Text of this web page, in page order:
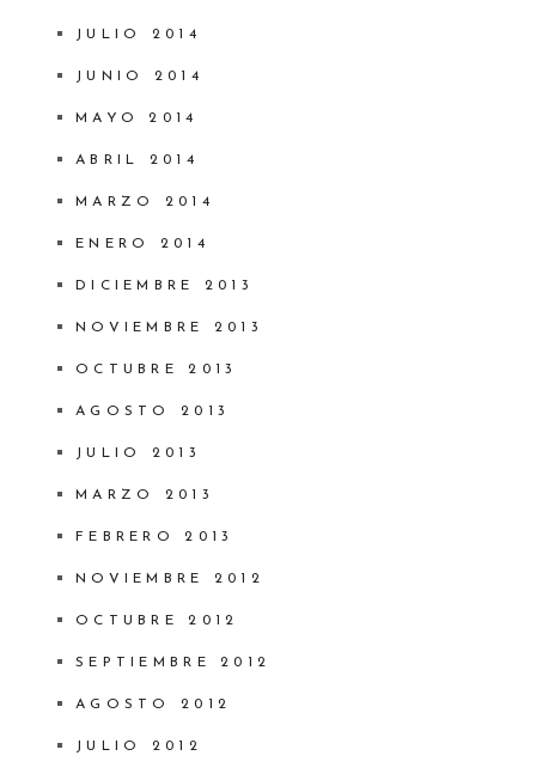
JULIO 2014
JUNIO 2014
MAYO 2014
ABRIL 2014
MARZO 2014
ENERO 2014
DICIEMBRE 2013
NOVIEMBRE 2013
OCTUBRE 2013
AGOSTO 2013
JULIO 2013
MARZO 2013
FEBRERO 2013
NOVIEMBRE 2012
OCTUBRE 2012
SEPTIEMBRE 2012
AGOSTO 2012
JULIO 2012